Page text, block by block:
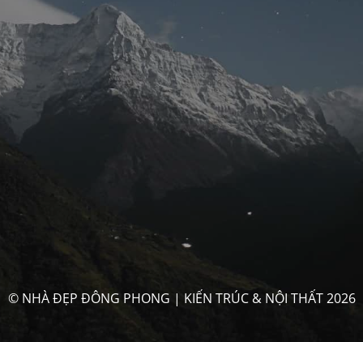
© NHÀ ĐẸP ĐÔNG PHONG | KIẾN TRÚC & NỘI THẤT 2026